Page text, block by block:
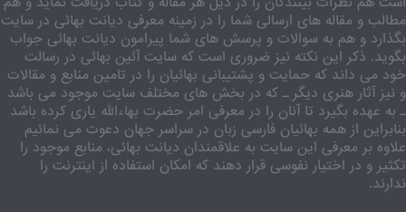
مطالب و مقاله های ارسالی شما را در زمینه معرفی دیانت بهائی در سایت
بگذارد و هم به سوالات و پرسش های شما پیرامون دیانت بهائی جواب
بگوید. ذکر این نکته نیز ضروری است که سایت آئین بهائی در رسالت
خود می داند که حمایت و پشتیبانی بهائیان را در تامین منابع و مقالات
و نیز آثار هنری دیگر ـ که در بخش های مختلف سایت موجود می باشد
ـ به عهده بگیرد تا آنان را در معرفی امر حضرت بهاءالله یاری کرده باشد
بنابراین از همه بهائیان فارسی زبان در سراسر جهان دعوت می نمائیم
علاوه بر معرفی این سایت به علاقمندان دیانت بهائی، منابع موجود را
تکثیر و در اختیار نفوسی قرار دهند که امکان استفاده از اینترنت را
ندارند.